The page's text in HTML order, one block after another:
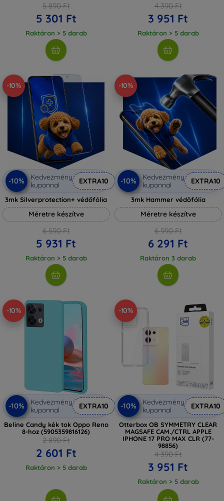
5 890 Ft
5 301 Ft
Raktáron > 5 darab
4 390 Ft
3 951 Ft
Raktáron > 5 darab
-10%
-10%
Kedvezmény
kuponnal
EXTRA10
3mk Silverprotection+ védőfólia
Méretre készítve
6 590 Ft
5 931 Ft
Raktáron > 5 darab
-10%
-10%
Kedvezmény
kuponnal
EXTRA10
3mk Hammer védőfólia
Méretre készítve
6 990 Ft
6 291 Ft
Raktáron 3 darab
-10%
-10%
Kedvezmény
kuponnal
EXTRA10
Beline Candy kék tok Oppo Reno
8-hoz (5905359816126)
2 890 Ft
2 601 Ft
Raktáron > 5 darab
-10%
-10%
Kedvezmény
kuponnal
EXTRA10
Otterbox OB SYMMETRY CLEAR
MAGSAFE CAM./CTRL APPLE
IPHONE 17 PRO MAX CLR (77-
98856)
4 390 Ft
3 951 Ft
Raktáron > 5 darab